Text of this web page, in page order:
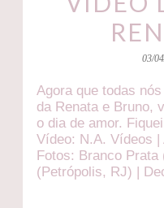
03/
Agora que todas
da Renata e Bruno,
o dia de amor.
Vídeo: N.A. Vídeos
Fotos: Branco
(Petrópolis, RJ) |